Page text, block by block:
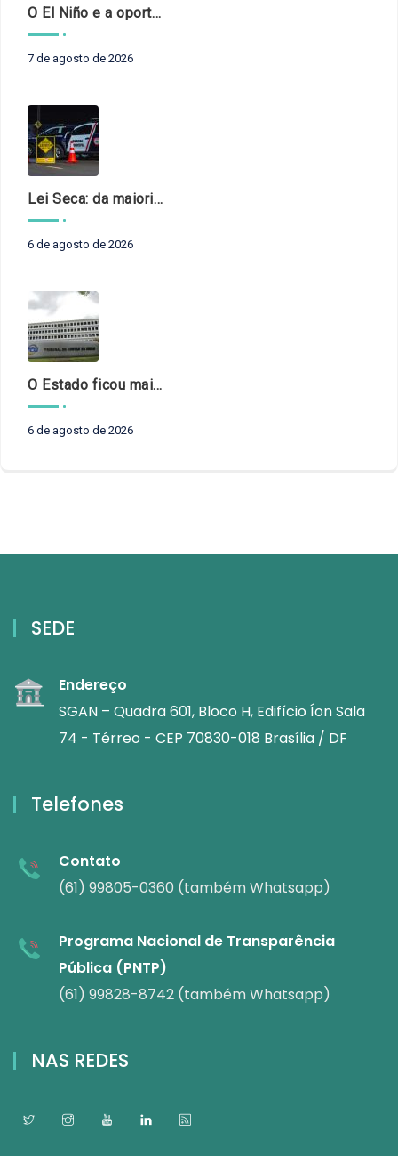
O El Niño e a oportunidade de fortalecer o controle externo das políticas climáticas
7 de agosto de 2026
Lei Seca: da maioridade à maturidade
6 de agosto de 2026
O Estado ficou mais complexo. O controle precisa acompanhar
6 de agosto de 2026
SEDE
Endereço
SGAN – Quadra 601, Bloco H, Edifício Íon Sala
74 - Térreo - CEP 70830-018 Brasília / DF
Telefones
Contato
(61) 99805-0360 (também Whatsapp)
Programa Nacional de Transparência
Pública (PNTP)
(61) 99828-8742 (também Whatsapp)
NAS REDES